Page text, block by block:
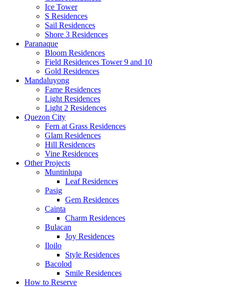
Ice Tower
S Residences
Sail Residences
Shore 3 Residences
Paranaque
Bloom Residences
Field Residences Tower 9 and 10
Gold Residences
Mandaluyong
Fame Residences
Light Residences
Light 2 Residences
Quezon City
Fern at Grass Residences
Glam Residences
Hill Residences
Vine Residences
Other Projects
Muntinlupa
Leaf Residences
Pasig
Gem Residences
Cainta
Charm Residences
Bulacan
Joy Residences
Iloilo
Style Residences
Bacolod
Smile Residences
How to Reserve